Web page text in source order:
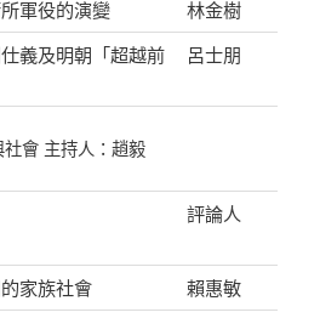
軍役的演變
林金樹
義及明朝「超越前
呂士朋
社會 主持人：趙毅
評論人
家族社會
賴惠敏